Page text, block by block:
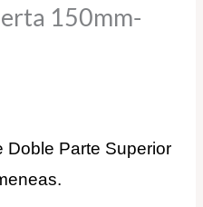
150mm-
Doble Parte Superior